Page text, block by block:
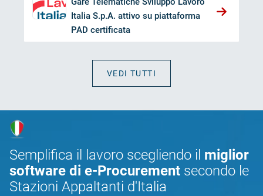
Italia S.p.A. attivo su piattaforma
PAD certificata
VEDI TUTTI
Semplifica il lavoro scegliendo il miglior
software di e-Procurement secondo le
Stazioni Appaltanti d'Italia